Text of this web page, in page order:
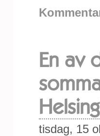
En av
tisdag, 15